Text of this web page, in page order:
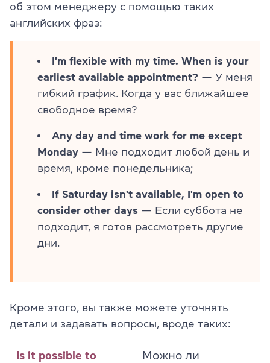
об этом менеджеру с помощью таких
английских фраз:
I'm flexible with my time. When is your
earliest available appointment? — У меня
гибкий график. Когда у вас ближайшее
свободное время?
Any day and time work for me except
Monday — Мне подходит любой день и
время, кроме понедельника;
If Saturday isn't available, I'm open to
consider other days — Если суббота не
подходит, я готов рассмотреть другие
дни.
Кроме этого, вы также можете уточнять
детали и задавать вопросы, вроде таких:
Is it possible to
Можно ли